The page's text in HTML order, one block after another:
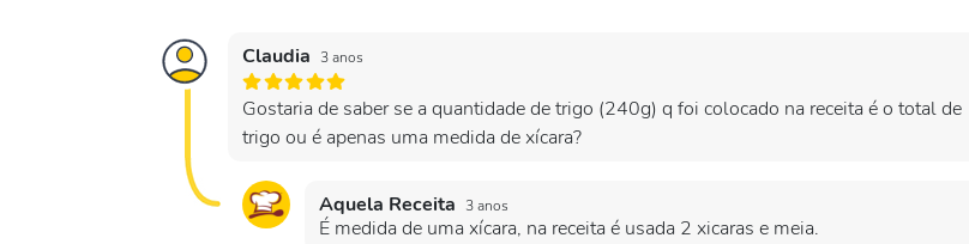
Claudia 3 anos
Gostaria de saber se a quantidade de trigo (240g) q foi colocado na receita é o total de
trigo ou é apenas uma medida de xícara?
Aquela Receita 3 anos
É medida de uma xícara, na receita é usada 2 xicaras e meia.